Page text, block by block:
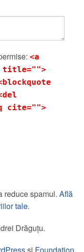
<a
title="">
cite="">
reduce spamul. Află
tale.
Drăguțu.